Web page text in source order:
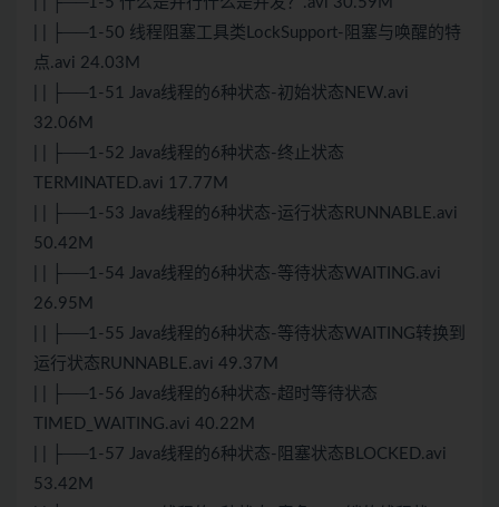
| | ├──1-50 线程阻塞工具类LockSupport-阻塞与唤醒的特
点.avi 24.03M
| | ├──1-51 Java线程的6种状态-初始状态NEW.avi
32.06M
| | ├──1-52 Java线程的6种状态-终止状态
TERMINATED.avi 17.77M
| | ├──1-53 Java线程的6种状态-运行状态RUNNABLE.avi
50.42M
| | ├──1-54 Java线程的6种状态-等待状态WAITING.avi
26.95M
| | ├──1-55 Java线程的6种状态-等待状态WAITING转换到
运行状态RUNNABLE.avi 49.37M
| | ├──1-56 Java线程的6种状态-超时等待状态
TIMED_WAITING.avi 40.22M
| | ├──1-57 Java线程的6种状态-阻塞状态BLOCKED.avi
53.42M